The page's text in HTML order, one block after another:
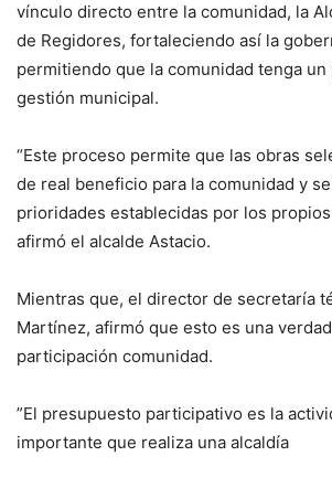
vínculo directo entre la comunidad, la
de Regidores, fortaleciendo así la
permitiendo que la comunidad tenga un
gestión municipal.
“Este proceso permite que las obras
de real beneficio para la comunidad y
prioridades establecidas por los propios
afirmó el alcalde Astacio.
Mientras que, el director de secretaría
Martínez, afirmó que esto es una
participación comunidad.
”El presupuesto participativo es la
importante que realiza una alcaldía